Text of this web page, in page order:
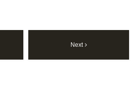
Next